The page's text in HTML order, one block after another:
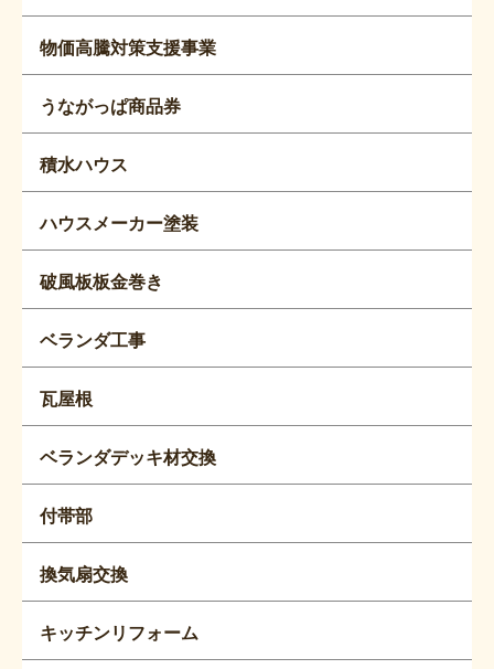
物価高騰対策支援事業
うながっぱ商品券
積水ハウス
ハウスメーカー塗装
破風板板金巻き
ベランダ工事
瓦屋根
ベランダデッキ材交換
付帯部
換気扇交換
キッチンリフォーム